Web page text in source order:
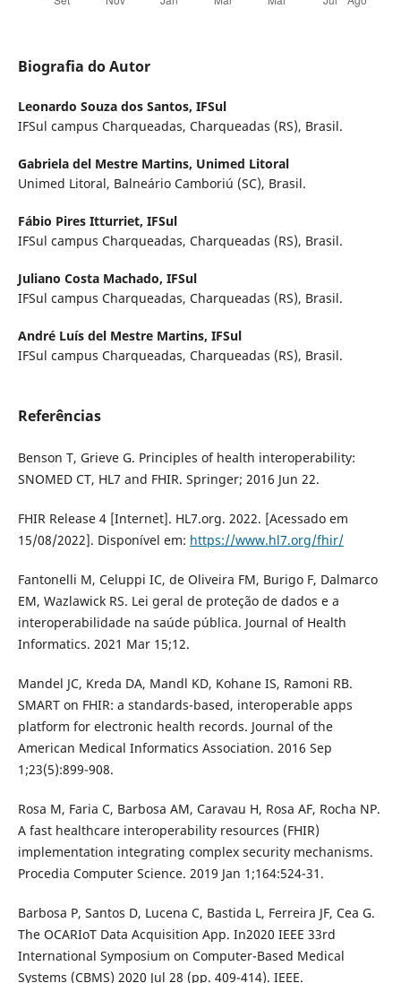
Biografia do Autor
Leonardo Souza dos Santos, IFSul
IFSul campus Charqueadas, Charqueadas (RS), Brasil.
Gabriela del Mestre Martins, Unimed Litoral
Unimed Litoral, Balneário Camboriú (SC), Brasil.
Fábio Pires Itturriet, IFSul
IFSul campus Charqueadas, Charqueadas (RS), Brasil.
Juliano Costa Machado, IFSul
IFSul campus Charqueadas, Charqueadas (RS), Brasil.
André Luís del Mestre Martins, IFSul
IFSul campus Charqueadas, Charqueadas (RS), Brasil.
Referências
Benson T, Grieve G. Principles of health interoperability:
SNOMED CT, HL7 and FHIR. Springer; 2016 Jun 22.
FHIR Release 4 [Internet]. HL7.org. 2022. [Acessado em
15/08/2022]. Disponível em: https://www.hl7.org/fhir/
Fantonelli M, Celuppi IC, de Oliveira FM, Burigo F, Dalmarco
EM, Wazlawick RS. Lei geral de proteção de dados e a
interoperabilidade na saúde pública. Journal of Health
Informatics. 2021 Mar 15;12.
Mandel JC, Kreda DA, Mandl KD, Kohane IS, Ramoni RB.
SMART on FHIR: a standards-based, interoperable apps
platform for electronic health records. Journal of the
American Medical Informatics Association. 2016 Sep
1;23(5):899-908.
Rosa M, Faria C, Barbosa AM, Caravau H, Rosa AF, Rocha NP.
A fast healthcare interoperability resources (FHIR)
implementation integrating complex security mechanisms.
Procedia Computer Science. 2019 Jan 1;164:524-31.
Barbosa P, Santos D, Lucena C, Bastida L, Ferreira JF, Cea G.
The OCARIoT Data Acquisition App. In2020 IEEE 33rd
International Symposium on Computer-Based Medical
Systems (CBMS) 2020 Jul 28 (pp. 409-414). IEEE.